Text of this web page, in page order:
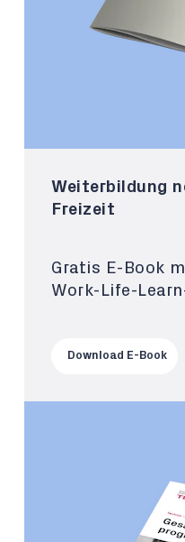
Weiterbildung
Freizeit
Gratis E-Book
Work-Life-
Download E-Book